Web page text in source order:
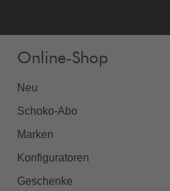
Online-Shop
Neu
Schoko-Abo
Marken
Konfiguratoren
Geschenke